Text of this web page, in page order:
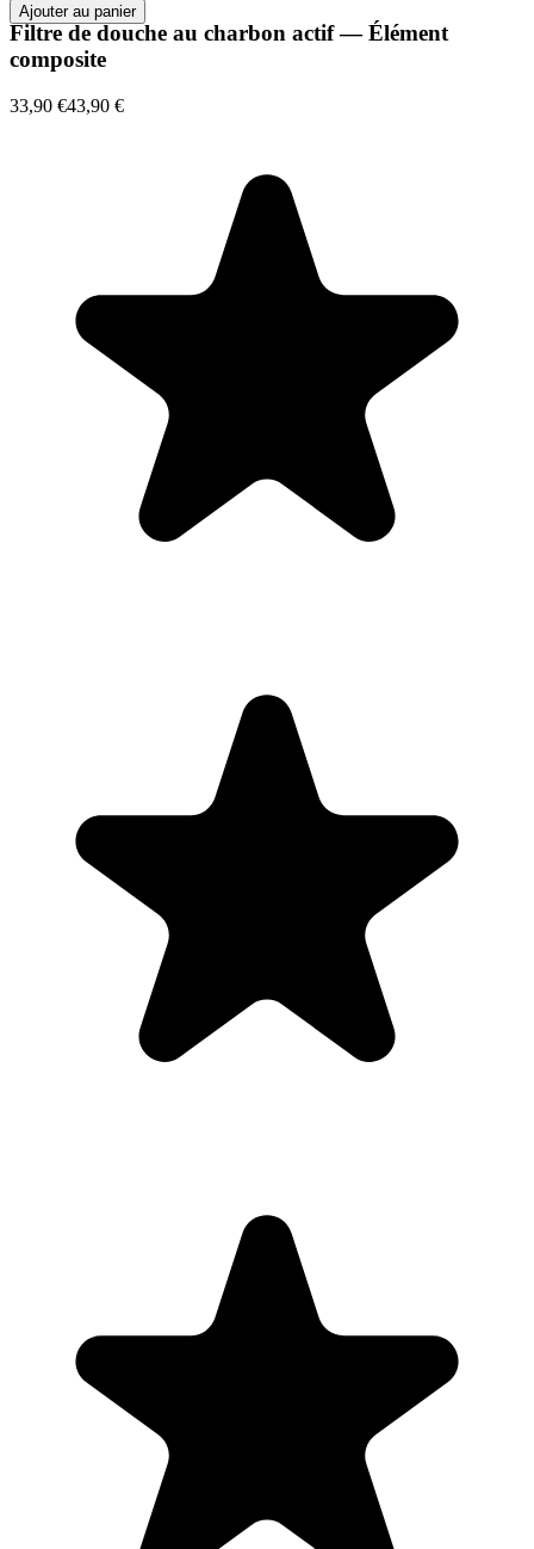
Ajouter au panier
Filtre de douche au charbon actif — Élément
composite
33,90 €43,90 €